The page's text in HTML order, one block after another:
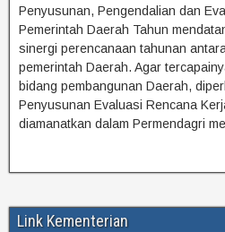
Penyusunan, Pengendalian dan
Pemerintah Daerah Tahun
sinergi perencanaan tahunan
pemerintah Daerah. Agar
bidang pembangunan Daerah,
Penyusunan Evaluasi Rencana
diamanatkan dalam Permendagri
Link Kementerian